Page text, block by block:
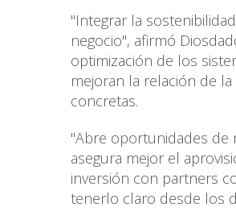
"Integrar la
negocio", afirmó
optimización de los
mejoran la relación de
concretas.
"Abre oportunidades
asegura mejor el
inversión con partners
tenerlo claro desde los